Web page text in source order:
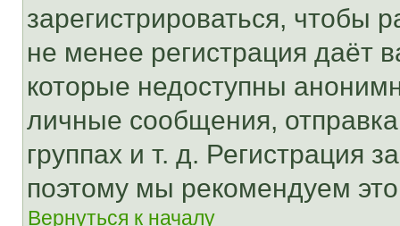
зарегистрироваться, чтобы
не менее регистрация даёт
которые недоступны
личные сообщения,
группах и т. д. Регистрация
поэтому мы рекомендуем
Вернуться к началу